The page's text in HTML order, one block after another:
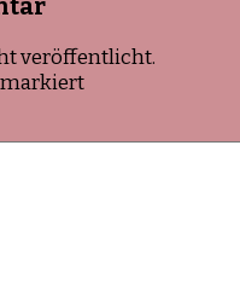
veröffentlicht.
markiert